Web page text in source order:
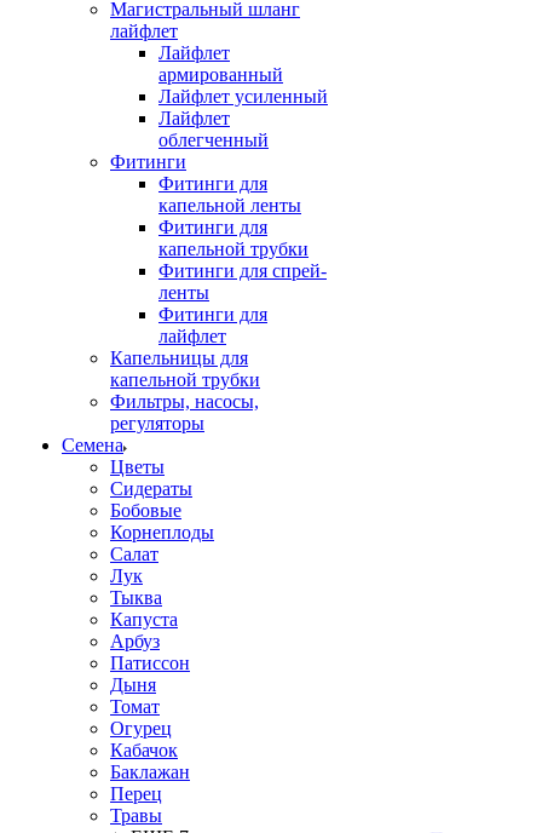
Магистральный шланг
лайфлет
Лайфлет
армированный
Лайфлет усиленный
Лайфлет
облегченный
Фитинги
Фитинги для
капельной ленты
Фитинги для
капельной трубки
Фитинги для спрей-
ленты
Фитинги для
лайфлет
Капельницы для
капельной трубки
Фильтры, насосы,
регуляторы
Семена
Цветы
Сидераты
Бобовые
Корнеплоды
Салат
Лук
Тыква
Капуста
Арбуз
Патиссон
Дыня
Томат
Огурец
Кабачок
Баклажан
Перец
Травы